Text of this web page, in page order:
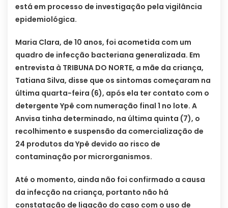
está em processo de investigação pela vigilância
epidemiológica.
Maria Clara, de 10 anos, foi acometida com um
quadro de infecção bacteriana generalizada. Em
entrevista à TRIBUNA DO NORTE, a mãe da criança,
Tatiana Silva, disse que os sintomas começaram na
última quarta-feira (6), após ela ter contato com o
detergente Ypê com numeração final 1 no lote. A
Anvisa tinha determinado, na última quinta (7), o
recolhimento e suspensão da comercialização de
24 produtos da Ypê devido ao risco de
contaminação por microrganismos.
Até o momento, ainda não foi confirmado a causa
da infecção na criança, portanto não há
constatação de ligação do caso com o uso de